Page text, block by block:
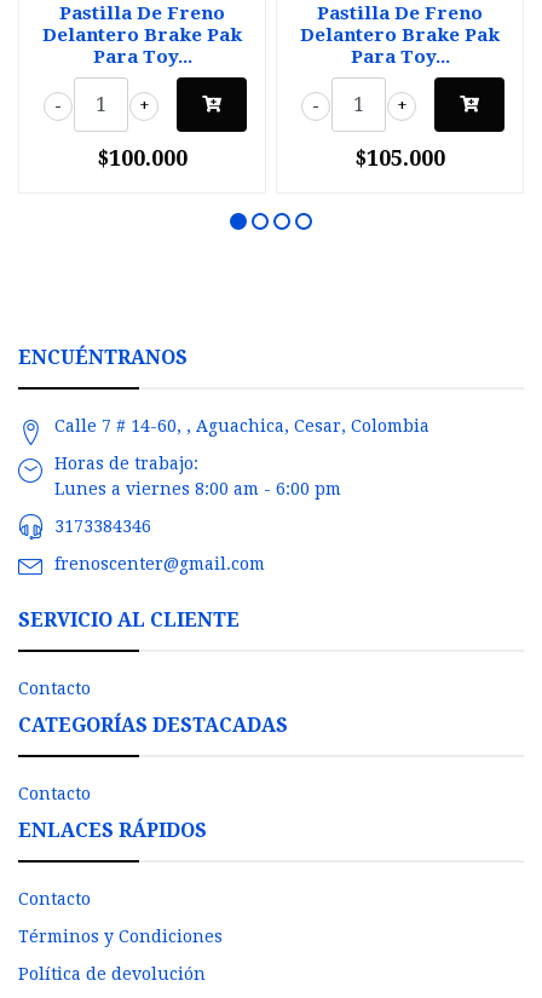
Pastilla De Freno
Delantero Brake Pak
Para Toy...
+
-
$100.000
Pastilla De Freno
Delantero Brake Pak
Para Toy...
+
-
$105.000
ENCUÉNTRANOS
Calle 7 # 14-60, , Aguachica, Cesar, Colombia
Horas de trabajo:
Lunes a viernes 8:00 am - 6:00 pm
3173384346
frenoscenter@gmail.com
SERVICIO AL CLIENTE
Contacto
CATEGORÍAS DESTACADAS
Contacto
ENLACES RÁPIDOS
Contacto
Términos y Condiciones
Política de devolución